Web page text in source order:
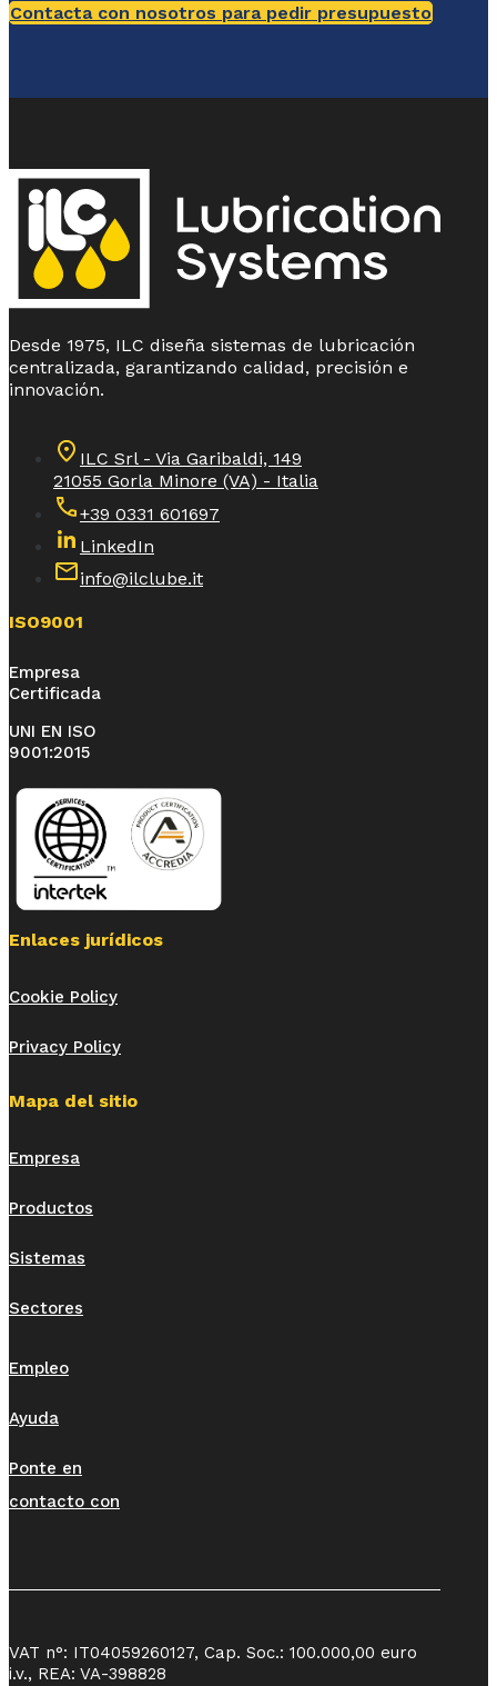
Contacta con nosotros para pedir presupuesto
Desde 1975, ILC diseña sistemas de lubricación
centralizada, garantizando calidad, precisión e
innovación.
ILC Srl - Via Garibaldi, 149
21055 Gorla Minore (VA) - Italia
+39 0331 601697
LinkedIn
info@ilclube.it
ISO9001
Empresa
Certificada
UNI EN ISO
9001:2015
Enlaces jurídicos
Cookie Policy
Privacy Policy
Mapa del sitio
Empresa
Productos
Sistemas
Sectores
Empleo
Ayuda
Ponte en
contacto con
VAT n°: IT04059260127, Cap. Soc.: 100.000,00 euro
i.v., REA: VA-398828